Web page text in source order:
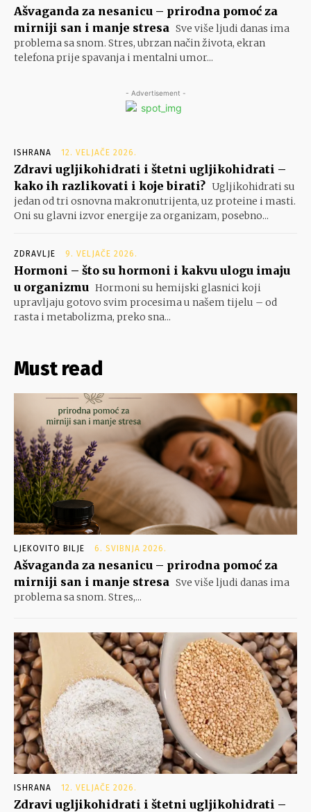
Ašvaganda za nesanicu – prirodna pomoć za
mirniji san i manje stresa Sve više ljudi danas ima
problema sa snom. Stres, ubrzan način života, ekran
telefona prije spavanja i mentalni umor...
- Advertisement -
ISHRANA 12. VELJAČE 2026.
Zdravi ugljikohidrati i štetni ugljikohidrati –
kako ih razlikovati i koje birati? Ugljikohidrati su
jedan od tri osnovna makronutrijenta, uz proteine i masti.
Oni su glavni izvor energije za organizam, posebno...
ZDRAVLJE 9. VELJAČE 2026.
Hormoni – što su hormoni i kakvu ulogu imaju
u organizmu Hormoni su hemijski glasnici koji
upravljaju gotovo svim procesima u našem tijelu – od
rasta i metabolizma, preko sna...
Must read
LJEKOVITO BILJE 6. SVIBNJA 2026.
Ašvaganda za nesanicu – prirodna pomoć za
mirniji san i manje stresa Sve više ljudi danas ima
problema sa snom. Stres,...
ISHRANA 12. VELJAČE 2026.
Zdravi ugljikohidrati i štetni ugljikohidrati –